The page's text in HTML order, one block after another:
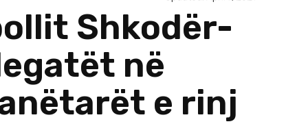
Shkodër-
në
e rinj